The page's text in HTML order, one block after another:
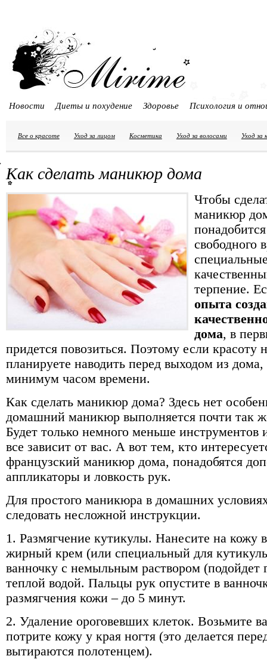
Новости Диеты и похудение Здоровье Психология и
Все о красоте Уход за лицом Косметика Уход за волосами Уход за
Как сделать маникюр дома
Чтобы
маникюр
свободного
терпение.
опыта
дома, в
придется повозиться. Поэтому если красоту
планируете наводить перед выходом из дома,
минимум часом времени.
Как сделать маникюр дома? Здесь нет
домашний маникюр выполняется почти так
Будет только немного меньше инструментов
все зависит от вас. А вот тем, кто
французский маникюр дома, понадобятся
аппликаторы и ловкость рук.
Для простого маникюра в домашних
следовать несложной инструкции.
1. Размягчение кутикулы. Нанесите на кожу
жирный крем (или специальный для
ванночку с немыльным раствором (подойдет
теплой водой. Пальцы рук опустите в
размягчения кожи – до 5 минут.
2. Удаление ороговевших клеток. Возьмите
потрите кожу у края ногтя (это делается
вытираются полотенцем).